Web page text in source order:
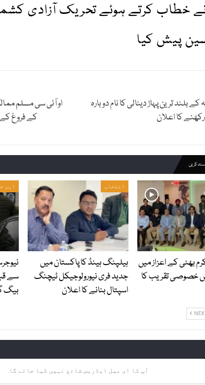
نے خطاب کرتے ہوئے تحریک آزادی
پیش کیا
بلند ترین پہاڑ دینالی کا نام دوبارہ
کا اعلان
او آئی سی مسلم
کے فروغ
کریں
بھٹی کے اعزاز میں
خصوصی تقریب کا
انتخاب
ہیلپنگ ہینڈ کا پاکستان میں
جدید فری نیورولوجیکل ٹیچنگ
اسپتال بنانے کا اعلان
اہم
سے
بیگ
آپ کا ای میل ایڈریس شائع نہیں کیا جائے گا.